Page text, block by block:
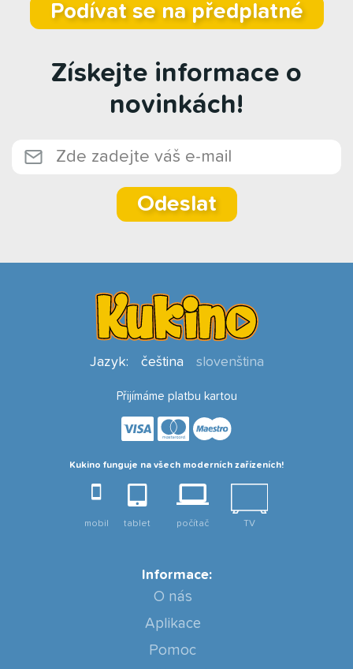
Podívat se na předplatné
Získejte informace o
novinkách!
Odeslat
Informace:
O nás
Aplikace
Pomoc
Jazyk: čeština slovenština
Přijímáme platbu kartou
Kukino funguje na všech moderních zařízeních!
mobil tablet počítač TV